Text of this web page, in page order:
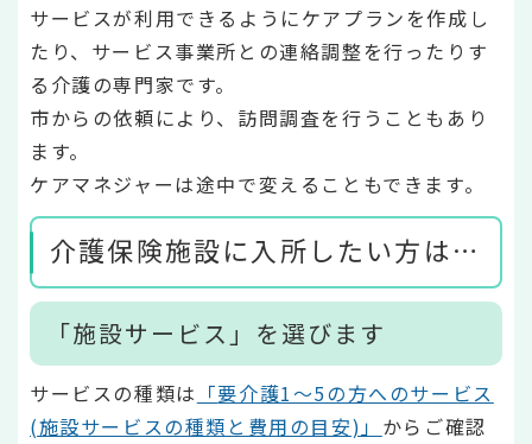
サービスが利用できるようにケアプランを作成し
たり、サービス事業所との連絡調整を行ったりす
る介護の専門家です。
市からの依頼により、訪問調査を行うこともあり
ます。
ケアマネジャーは途中で変えることもできます。
介護保険施設に入所したい方は…
「施設サービス」を選びます
サービスの種類は 「要介護1～5の方へのサービス
(施設サービスの種類と費用の目安)」 からご確認